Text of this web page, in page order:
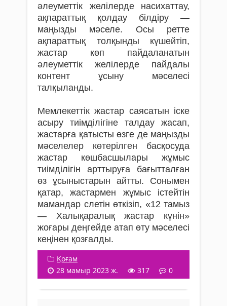
әлеуметтік желілерде насихаттау,
ақпараттық қолдау білдіру —
маңызды мәселе. Осы ретте
ақпараттық толқынды күшейтіп,
жастар көп пайдаланатын
әлеуметтік желілерде пайдалы
контент ұсыну мәселесі
талқыланды.
Мемлекеттік жастар саясатын іске
асыру тиімділігіне талдау жасап,
жастарға қатысты өзге де маңызды
мәселелер көтерілген басқосуда
жастар көшбасшылары жұмыс
тиімділігін арттыруға бағытталған
өз ұсыныстарын айтты. Сонымен
қатар, жастармен жұмыс істейтін
мамандар слетін өткізіп, «12 тамыз
— Халықаралық жастар күнін»
жоғары деңгейде атап өту мәселесі
кеңінен қозғалды.
Қоғам
28 мамыр 2023 ж.
317 0